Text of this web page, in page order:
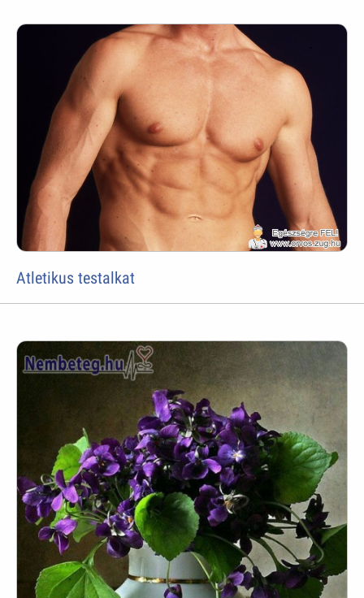
Atletikus testalkat